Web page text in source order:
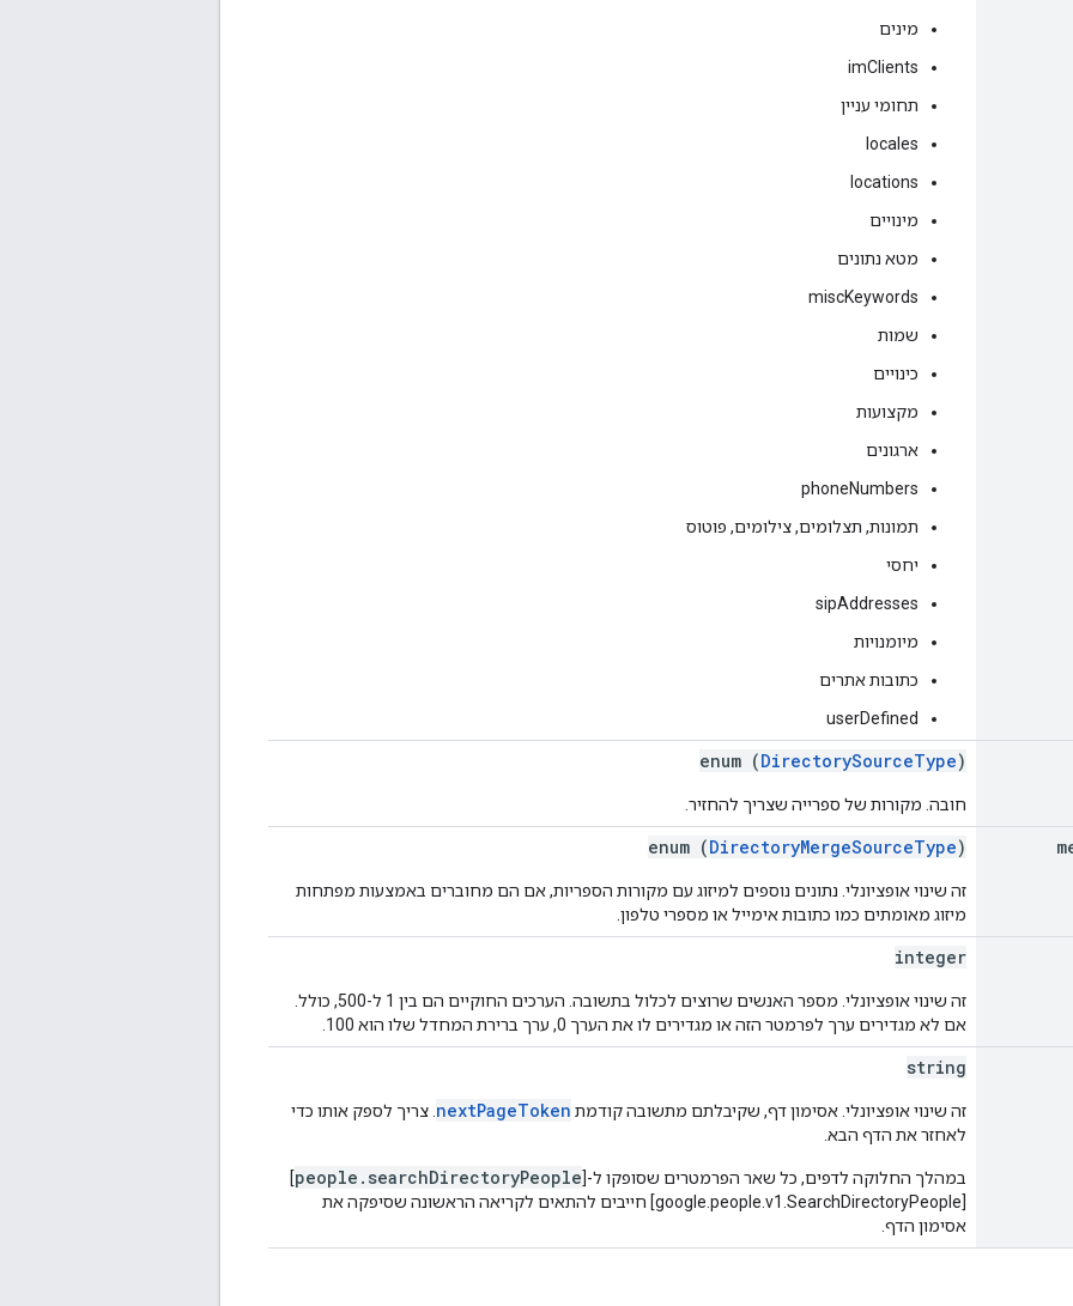
מינים
imClients
תחומי עניין
locales
locations
מינויים
מטא נתונים
miscKeywords
שמות
כינויים
מקצועות
ארגונים
phoneNumbers
תמונות, תצלומים, צילומים, פוטוס
יחסי
sipAddresses
מיומנויות
כתובות אתרים
userDefined
enum (DirectorySourceType)
חובה. מקורות של ספרייה שצריך להחזיר.
enum (DirectoryMergeSourceType)
זה שינוי אופציונלי. נתונים נוספים למיזוג עם מקורות הספריות, אם הם מחוברים באמצעות מפתחות
מיזוג מאומתים כמו כתובות אימייל או מספרי טלפון.
integer
זה שינוי אופציונלי. מספר האנשים שרוצים לכלול בתשובה. הערכים החוקיים הם בין 1 ל-500, כולל.
אם לא מגדירים ערך לפרמטר הזה או מגדירים לו את הערך 0, ערך ברירת המחדל שלו הוא 100.
string
זה שינוי אופציונלי. אסימון דף, שקיבלתם מתשובה קודמת nextPageToken . צריך לספק אותו כדי
לאחזר את הדף הבא.
במהלך החלוקה לדפים, כל שאר הפרמטרים שסופקו ל-[people.searchDirectoryPeople
]
[google.people.v1.SearchDirectoryPeople] חייבים להתאים לקריאה הראשונה שסיפקה את
אסימון הדף.